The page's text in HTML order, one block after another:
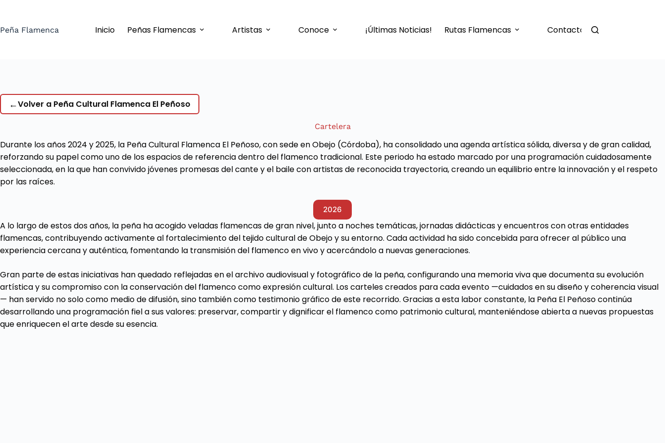
contenido
Peña Flamenca Inicio Peñas Flamencas Artistas Conoce ¡Últimas Noticias! Rutas Flamencas Contacto
←Volver a Peña Cultural Flamenca El Peñoso
Cartelera
Durante los años 2024 y 2025, la Peña Cultural Flamenca El Peñoso, con sede en Obejo (Córdoba), ha consolidado una agenda artística sólida, diversa y de gran calidad,
reforzando su papel como uno de los espacios de referencia dentro del flamenco tradicional. Este periodo ha estado marcado por una programación cuidadosamente
seleccionada, en la que han convivido jóvenes promesas del cante y el baile con artistas de reconocida trayectoria, creando un equilibrio entre la innovación y el respeto
por las raíces.
2026
A lo largo de estos dos años, la peña ha acogido veladas flamencas de gran nivel, junto a noches temáticas, jornadas didácticas y encuentros con otras entidades
flamencas, contribuyendo activamente al fortalecimiento del tejido cultural de Obejo y su entorno. Cada actividad ha sido concebida para ofrecer al público una
experiencia cercana y auténtica, fomentando la transmisión del flamenco en vivo y acercándolo a nuevas generaciones.
Gran parte de estas iniciativas han quedado reflejadas en el archivo audiovisual y fotográfico de la peña, configurando una memoria viva que documenta su evolución
artística y su compromiso con la conservación del flamenco como expresión cultural. Los carteles creados para cada evento —cuidados en su diseño y coherencia visual
— han servido no solo como medio de difusión, sino también como testimonio gráfico de este recorrido. Gracias a esta labor constante, la Peña El Peñoso continúa
desarrollando una programación fiel a sus valores: preservar, compartir y dignificar el flamenco como patrimonio cultural, manteniéndose abierta a nuevas propuestas
que enriquecen el arte desde su esencia.